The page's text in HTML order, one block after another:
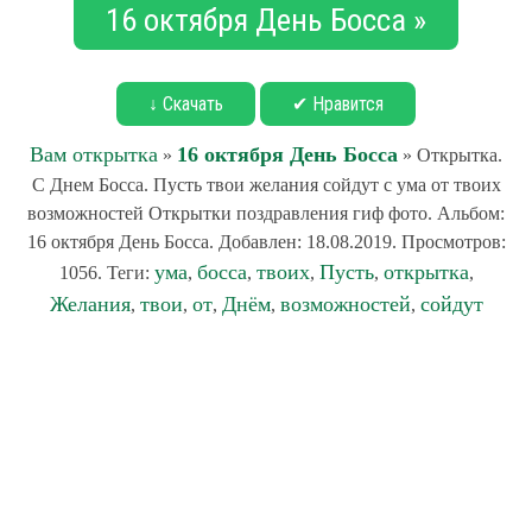
16 октября День Босса »
↓ Скачать ✔ Нравится
Вам открытка » 16 октября День Босса » Открытка.
С Днем Босса. Пусть твои желания сойдут с ума от твоих
возможностей Открытки поздравления гиф фото. Альбом:
16 октября День Босса. Добавлен: 18.08.2019. Просмотров:
1056. Теги: ума, босса, твоих, Пусть, открытка,
Желания, твои, от, Днём, возможностей, сойдут